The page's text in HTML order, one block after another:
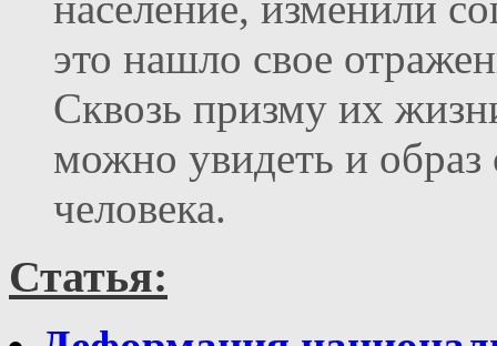
это нашло свое
Сквозь призму их
можно увидеть и
человека.
Статья: